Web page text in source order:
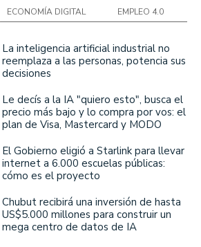
ECONOMÍA DIGITAL EMPLEO 4.0
La inteligencia artificial industrial no
reemplaza a las personas, potencia sus
decisiones
Le decís a la IA "quiero esto", busca el
precio más bajo y lo compra por vos: el
plan de Visa, Mastercard y MODO
El Gobierno eligió a Starlink para llevar
internet a 6.000 escuelas públicas:
cómo es el proyecto
Chubut recibirá una inversión de hasta
US$5.000 millones para construir un
mega centro de datos de IA